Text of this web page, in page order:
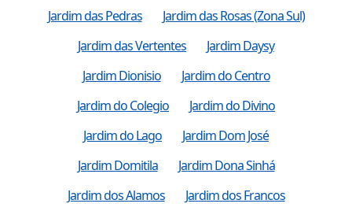
Jardim das Pedras
Jardim das Rosas (Zona Sul)
Jardim das Vertentes
Jardim Daysy
Jardim Dionisio
Jardim do Centro
Jardim do Colegio
Jardim do Divino
Jardim do Lago
Jardim Dom José
Jardim Domitila
Jardim Dona Sinhá
Jardim dos Alamos
Jardim dos Francos